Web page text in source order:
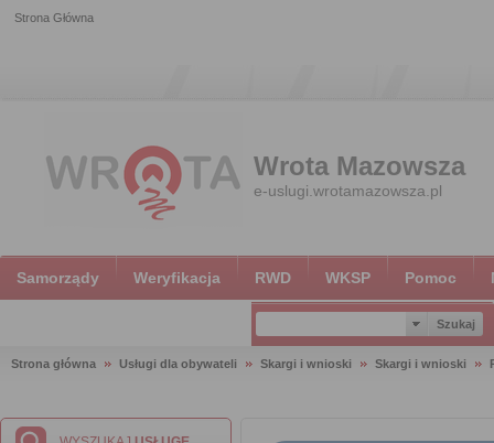
Strona Główna
Wrota Mazowsza
e-uslugi.wrotamazowsza.pl
Samorządy Weryfikacja RWD WKSP Pomoc
Strona główna Usługi dla obywateli Skargi i wnioski Skargi i wnioski